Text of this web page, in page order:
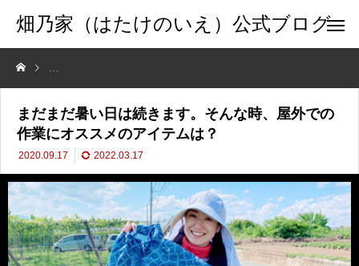
畑乃家（はたけのいえ）公式ブログ
まだまだ暑い日は続きます。そんな時、屋外での作業にオススメのアイ
まだまだ暑い日は続きます。そんな時、屋外での
作業にオススメのアイテムは？
2020.09.17 2022.03.17